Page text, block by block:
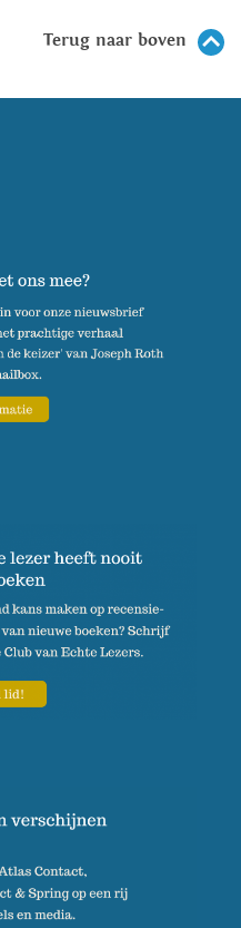
Terug naar boven